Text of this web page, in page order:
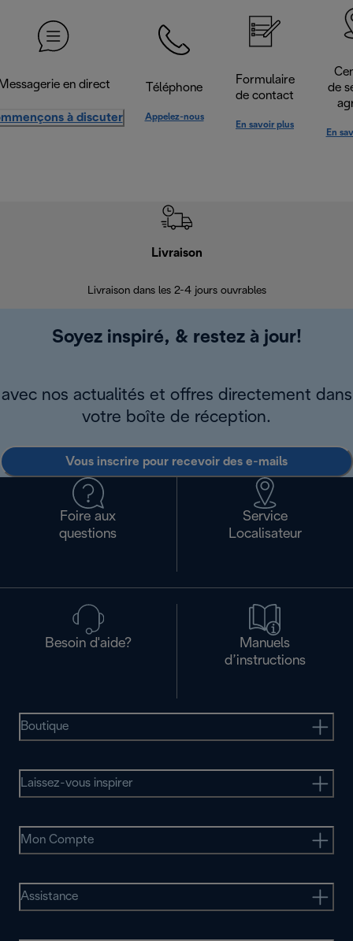
en direct
à discuter
Téléphone
Appelez-nous
Formulaire
de contact
En savoir plus
de
En
Livraison
Livraison dans les 2-4 jours ouvrables
Soyez inspiré, & restez à jour!
avec nos actualités et offres directement dans
votre boîte de réception.
Vous inscrire pour recevoir des e-mails
Foire aux
questions
Service
Localisateur
Besoin d'aide?
Manuels
d’instructions
Boutique
Laissez-vous inspirer
Mon Compte
Assistance